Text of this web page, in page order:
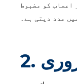
اعصاب کو مضبوط
مدد دیتی ہے۔